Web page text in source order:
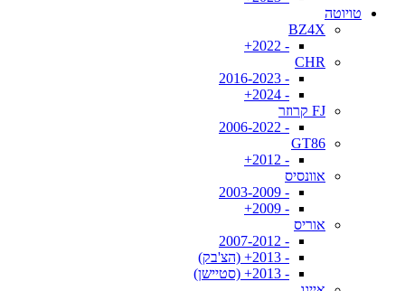
טויוטה
BZ4X
- 2022+
CHR
- 2016-2023
- 2024+
FJ קרוזר
- 2006-2022
GT86
- 2012+
אוונסיס
- 2003-2009
- 2009+
אוריס
- 2007-2012
- 2013+ (הצ'בק)
- 2013+ (סטיישן)